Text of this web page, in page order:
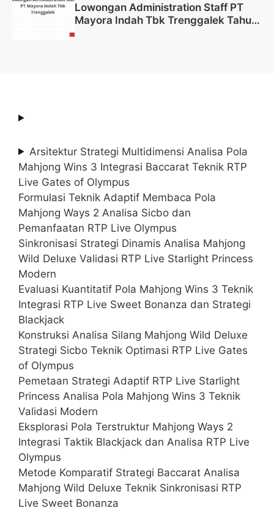
Lowongan Administration Staff PT
Mayora Indah Tbk Trenggalek Tahun
Arsitektur Strategi Multidimensi Analisa Pola
Mahjong Wins 3 Integrasi Baccarat Teknik RTP
Live Gates of Olympus
Formulasi Teknik Adaptif Membaca Pola
Mahjong Ways 2 Analisa Sicbo dan
Pemanfaatan RTP Live Olympus
Sinkronisasi Strategi Dinamis Analisa Mahjong
Wild Deluxe Validasi RTP Live Starlight Princess
Modern
Evaluasi Kuantitatif Pola Mahjong Wins 3 Teknik
Integrasi RTP Live Sweet Bonanza dan Strategi
Blackjack
Konstruksi Analisa Silang Mahjong Wild Deluxe
Strategi Sicbo Teknik Optimasi RTP Live Gates
of Olympus
Pemetaan Strategi Adaptif RTP Live Starlight
Princess Analisa Pola Mahjong Wins 3 Teknik
Validasi Modern
Eksplorasi Pola Terstruktur Mahjong Ways 2
Integrasi Taktik Blackjack dan Analisa RTP Live
Olympus
Metode Komparatif Strategi Baccarat Analisa
Mahjong Wild Deluxe Teknik Sinkronisasi RTP
Live Sweet Bonanza